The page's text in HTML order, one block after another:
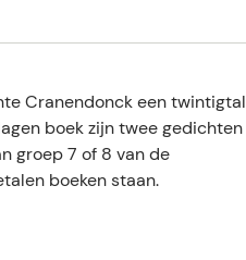
Cranendonck een twintigtal
boek zijn twee gedichten
groep 7 of 8 van de
boeken staan.